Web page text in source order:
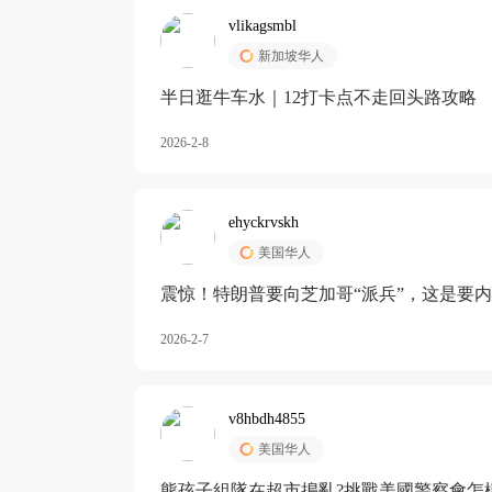
vlikagsmbl
新加坡华人
半日逛牛车水｜12打卡点不走回头路攻略
2026-2-8
ehyckrvskh
美国华人
震惊！特朗普要向芝加哥“派兵”，这是要
2026-2-7
v8hbdh4855
美国华人